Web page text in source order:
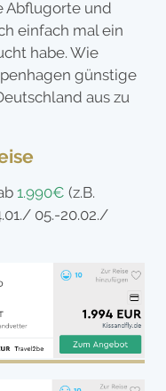
Abflugorte und
einfach mal ein
habe. Wie
günstige
aus zu
1.990€ (z.B.
05.-20.02./